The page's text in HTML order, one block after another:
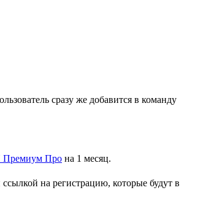
сразу же добавится в команду
Премиум Про на 1 месяц.
на регистрацию, которые будут в